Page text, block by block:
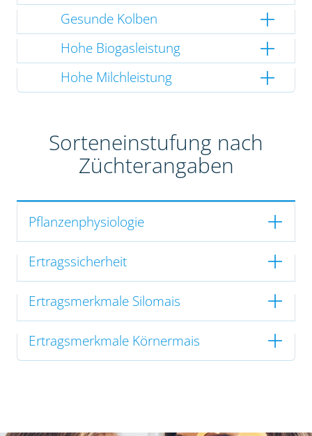
Gesunde Kolben
Hohe Biogasleistung
Hohe Milchleistung
Sorteneinstufung nach
Züchterangaben
Pflanzenphysiologie
Ertragssicherheit
Ertragsmerkmale Silomais
Ertragsmerkmale Körnermais